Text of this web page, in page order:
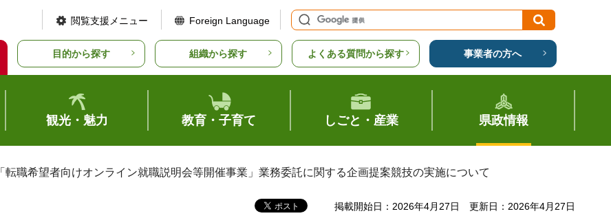
閲覧支援メニュー Foreign Language
目的から探す 組織から探す よくある質問から探す 事業者の方へ
観光・魅力 教育・子育て しごと・産業 県政情報
転職希望者向けオンライン就職説明会等開催事業」業務委託に関する企画提案競技の実施について
掲載開始日：2026年4月27日 更新日：2026年4月27日